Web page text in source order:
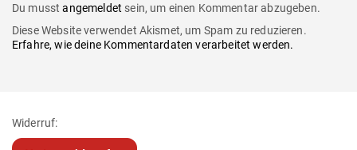
Du musstangemeldet sein, um einen Kommentar abzugeben.
Diese Website verwendet Akismet, um Spam zu reduzieren.
Erfahre, wie deine Kommentardaten verarbeitet werden.
Widerruf: